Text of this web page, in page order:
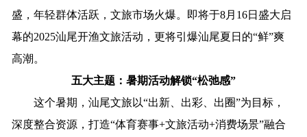
盛，年轻群体活跃，文旅市场火爆。即将于8月16日盛大启
幕的2025汕尾开渔文旅活动，更将引爆汕尾夏日的“鲜”爽
高潮。
五大主题：暑期活动解锁“松弛感”
这个暑期，汕尾文旅以“出新、出彩、出圈”为目标，
深度整合资源，打造“体育赛事+文旅活动+消费场景”融合